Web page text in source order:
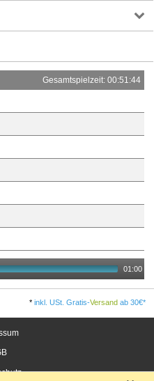
Gesamtspielzeit: 00:51:44
01:00
*inkl. USt. Gratis-Versand ab 30€*